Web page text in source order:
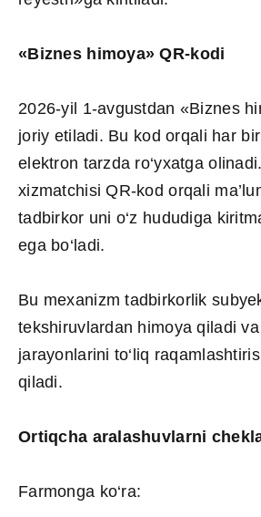
«Biznes himoya» QR-kodi
2026-yil 1-avgustdan «Biznes
joriy etiladi. Bu kod orqali har
elektron tarzda ro‘yxatga
xizmatchisi QR-kod orqali
tadbirkor uni o‘z hududiga
ega bo‘ladi.
Bu mexanizm tadbirkorlik
tekshiruvlardan himoya qiladi
jarayonlarini to‘liq
qiladi.
Ortiqcha aralashuvlarni
Farmonga ko‘ra: